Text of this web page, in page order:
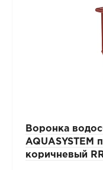
Воронка
AQUASYSTEM
коричневый